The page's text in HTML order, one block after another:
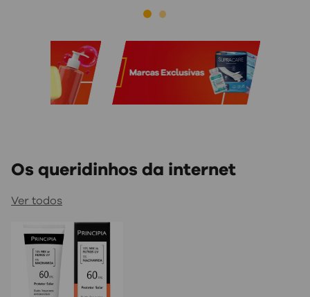
Os queridinhos da internet
Ver todos